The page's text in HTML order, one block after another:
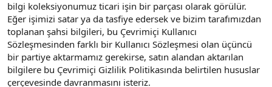
bilgi koleksiyonumuz ticari işin bir parçası olarak görülür.
Eğer işimizi satar ya da tasfiye edersek ve bizim tarafımızdan
toplanan şahsi bilgileri, bu Çevrimiçi Kullanıcı
Sözleşmesinden farklı bir Kullanıcı Sözleşmesi olan üçüncü
bir partiye aktarmamız gerekirse, satın alandan aktarılan
bilgilere bu Çevrimiçi Gizlilik Politikasında belirtilen hususlar
çerçevesinde davranmasını isteriz.